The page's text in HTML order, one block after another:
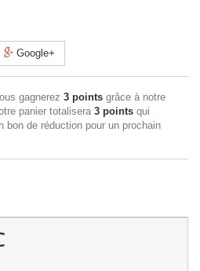
Google+
gagnerez 3 points grâce à notre
panier totalisera 3 points qui
bon de réduction pour un prochain